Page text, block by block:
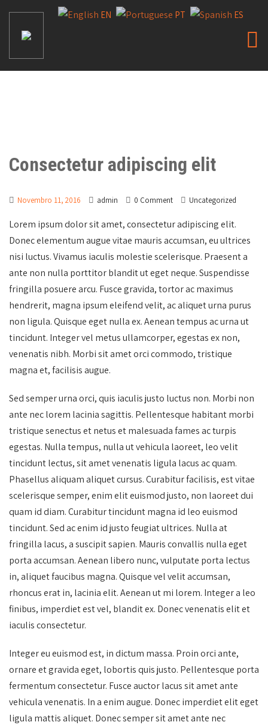
Consectetur adipiscing elit
Novembro 11, 2016 admin 0 Comment Uncategorized
Lorem ipsum dolor sit amet, consectetur adipiscing elit.
Donec elementum augue vitae mauris accumsan, eu ultrices
nisi luctus. Vivamus iaculis molestie scelerisque. Praesent a
ante non nulla porttitor blandit ut eget neque. Suspendisse
fringilla posuere arcu. Fusce gravida, tortor ac maximus
hendrerit, magna ipsum eleifend velit, ac aliquet urna purus
non ligula. Quisque eget nulla ex. Aenean tempus ac urna ut
tincidunt. Integer vel metus ullamcorper, egestas ex non,
venenatis nibh. Morbi sit amet orci commodo, tristique
magna et, facilisis augue.
Sed semper urna orci, quis iaculis justo luctus non. Morbi non
ante nec lorem lacinia sagittis. Pellentesque habitant morbi
tristique senectus et netus et malesuada fames ac turpis
egestas. Nulla tempus, nulla ut vehicula laoreet, leo velit
tincidunt lectus, sit amet venenatis ligula lacus ac quam.
Phasellus aliquam aliquet cursus. Curabitur facilisis, est vitae
scelerisque semper, enim elit euismod justo, non laoreet dui
quam id diam. Curabitur tincidunt magna id leo euismod
tincidunt. Sed ac enim id justo feugiat ultrices. Nulla at
fringilla lacus, a suscipit sapien. Mauris convallis nulla eget
porta accumsan. Aenean libero nunc, vulputate porta lectus
in, aliquet faucibus magna. Quisque vel velit accumsan,
rhoncus erat in, lacinia elit. Aenean ut mi lorem. Integer a leo
finibus, imperdiet est vel, blandit ex. Donec venenatis elit et
iaculis consectetur.
Integer eu euismod est, in dictum massa. Proin orci ante,
ornare et gravida eget, lobortis quis justo. Pellentesque porta
fermentum consectetur. Fusce auctor lacus sit amet ante
vehicula venenatis. In a enim augue. Donec imperdiet elit eget
ligula mattis aliquet. Donec semper sit amet ante nec
EN PT ES